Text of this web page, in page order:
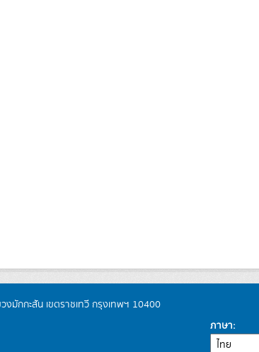
งมักกะสัน เขตราชเทวี กรุงเทพฯ 10400
ภาษา